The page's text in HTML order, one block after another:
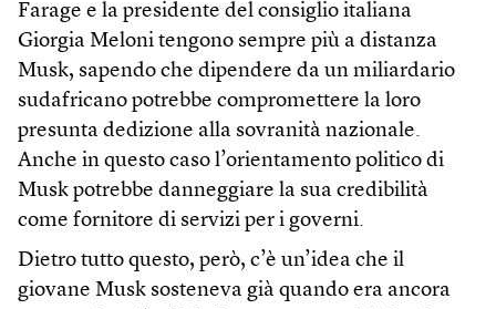
Farage e la presidente del consiglio italiana
Giorgia Meloni tengono sempre più a distanza
Musk, sapendo che dipendere da un miliardario
sudafricano potrebbe compromettere la loro
presunta dedizione alla sovranità nazionale.
Anche in questo caso l’orientamento politico di
Musk potrebbe danneggiare la sua credibilità
come fornitore di servizi per i governi.
Dietro tutto questo, però, c’è un’idea che il
giovane Musk sosteneva già quando era ancora